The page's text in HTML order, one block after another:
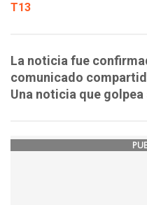
T13
La noticia fue
comunicado
Una noticia que